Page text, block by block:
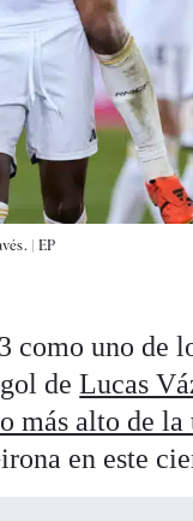
| EP
como uno de
deLucas
más alto de la
en este